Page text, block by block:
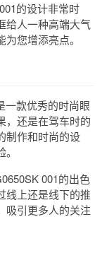
的设计非常时
给人一种高端大气
您增添亮点。
一款优秀的时尚眼
，还是在驾车时的
制作和时尚的设
001的出色
线上还是线下的推
吸引更多人的关注